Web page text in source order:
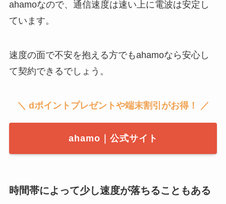
ahamoなので、通信速度は速い上に電波は安定し
ています。
速度の面で不安を抱える方でもahamoなら安心し
て契約できるでしょう。
＼ dポイントプレゼントや端末割引がお得！ ／
ahamo｜公式サイト
時間帯によって少し速度が落ちることもある